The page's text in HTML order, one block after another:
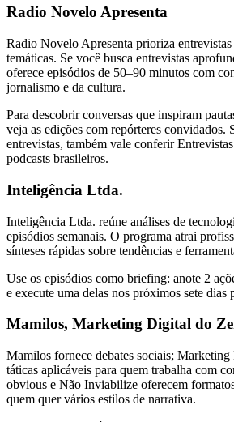
Radio Novelo Apresenta
Radio Novelo Apresenta prioriza
temáticas. Se você busca entrevistas
oferece episódios de 50–90 minutos com
jornalismo e da cultura.
Para descobrir conversas que inspiram
veja as edições com repórteres convidados.
entrevistas, também vale conferir
podcasts brasileiros.
Inteligência Ltda.
Inteligência Ltda. reúne análises de
episódios semanais. O programa atrai
sínteses rápidas sobre tendências e
Use os episódios como briefing: anote 2
e execute uma delas nos próximos sete dias
Mamilos, Marketing Digital do
Mamilos fornece debates sociais;
táticas aplicáveis para quem trabalha com
obvious e Não Inviabilize oferecem
quem quer vários estilos de narrativa.